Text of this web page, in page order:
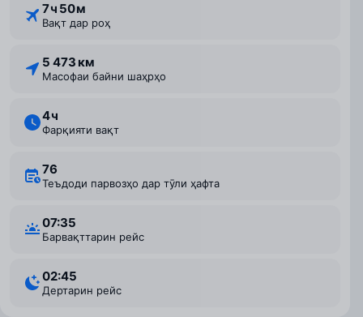
7 ⁠ч 50 ⁠м
Вақт дар роҳ
5 473 км
Масофаи байни шаҳрҳо
4 ⁠ч
Фарқияти вақт
76
Теъдоди парвозҳо дар тӯли ҳафта
07:35
Барвақттарин рейс
02:45
Дертарин рейс